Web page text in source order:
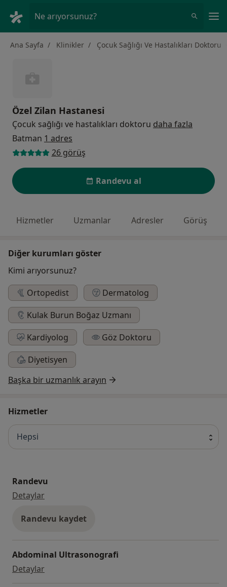
Ne arıyorsunuz?
Ana Sayfa Klinikler Çocuk Sağlığı Ve Hastalıkları Doktoru
Özel Zilan Hastanesi
Çocuk sağlığı ve hastalıkları doktoru daha fazla
Batman 1 adres
26 görüş
Randevu al
Hizmetler Uzmanlar Adresler Görüş
Diğer kurumları göster
Kimi arıyorsunuz?
Ortopedist
Dermatolog
Kulak Burun Boğaz Uzmanı
Kardiyolog
Göz Doktoru
Diyetisyen
Başka bir uzmanlık arayın
Hizmetler
Hepsi
Randevu
DetaylarRandevu
Randevu kaydet
Abdominal Ultrasonografi
DetaylarAbdominal Ultrasonografi